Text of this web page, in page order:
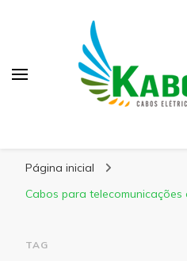
Página inicial
Cabos para telecomunicações
TAG